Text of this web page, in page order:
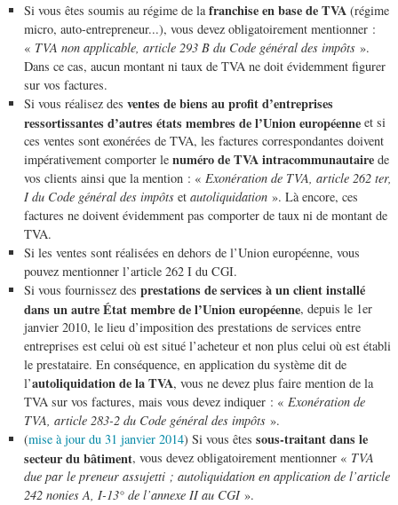
Si vous êtes soumis au régime de lafranchise en base de TVA(régime
micro, auto-entrepreneur...), vous devez obligatoirement mentionner :
« TVA non applicable, article 293 B du Code général des impôts».
Dans ce cas, aucun montant ni taux de TVA ne doit évidemment figurer
sur vos factures.
Si vous réalisez des ventes de biens au profit d’entreprises
ressortissantes d’autres états membres de l’Union européenneet si
ces ventes sont exonérées de TVA, les factures correspondantes doivent
impérativement comporter le numéro de TVA intracommunautairede
vos clients ainsi que la mention : « Exonération de TVA, article 262 ter,
I du Code général des impôtset autoliquidation». Là encore, ces
factures ne doivent évidemment pas comporter de taux ni de montant de
TVA.
Si les ventes sont réalisées en dehors de l’Union européenne, vous
pouvez mentionner l’article 262 I du CGI.
Si vous fournissez des prestations de services à un client installé
dans un autre État membre de l’Union européenne, depuis le 1er
janvier 2010, le lieu d’imposition des prestations de services entre
entreprises est celui où est situé l’acheteur et non plus celui où est établi
le prestataire. En conséquence, en application du système dit de
l’autoliquidation de la TVA, vous ne devez plus faire mention de la
TVA sur vos factures, mais vous devez indiquer : « Exonération de
TVA, article 283-2 du Code général des impôts».
(mise à jour du 31 janvier 2014) Si vous êtes sous-traitant dans le
secteur du bâtiment, vous devez obligatoirement mentionner « TVA
due par le preneur assujetti ; autoliquidation en application de l’article
242 nonies A, I-13° de l’annexe II au CGI».